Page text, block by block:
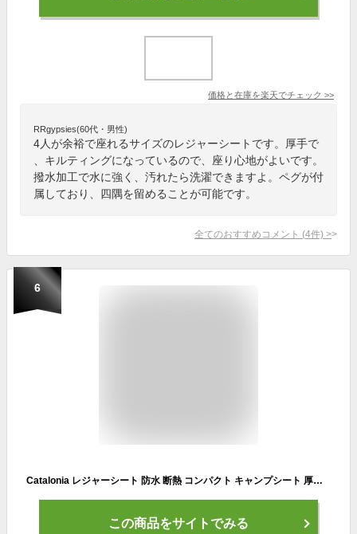
価格と在庫を楽天でチェック >>
RRgypsies(60代・男性)
4人が余裕で座れるサイズのレジャーシートです。厚手で
、キルティングになっているので、座り心地がよいです。
撥水加工で水に強く、汚れたら洗濯できますよ。ペグが付
属しており、四隅を留めることが可能です。
全てのおすすめコメント (4件) >
6
Catalonia レジャーシート 防水 断熱 コンパクト キャンプシート 厚手 ピクニックシート 折りたたみ 2～4人用 レジャーマット ブランケット 子供 運動会 紅葉狩りシート ビーチマット 花見シート 遠足 撥水 軽量 折り畳みやすい 持ち運び 洗える 200×150cm
この商品をサイトでみる